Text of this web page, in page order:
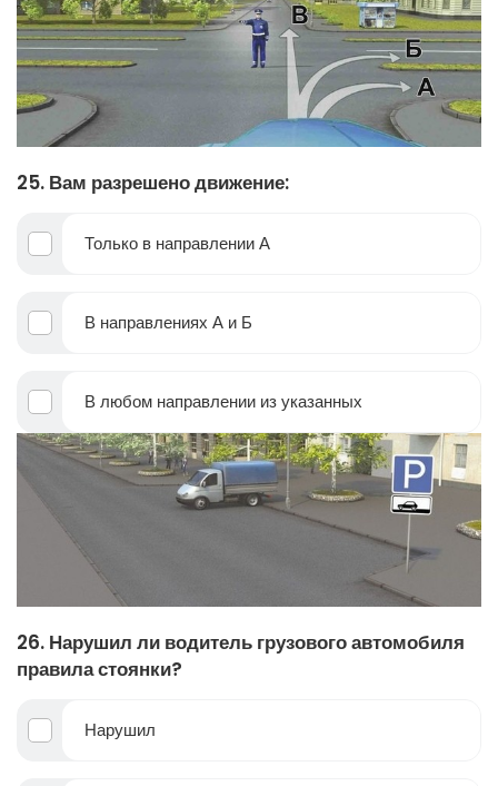
25. Вам разрешено движение:
Только в направлении А
В направлениях А и Б
В любом направлении из указанных
26. Нарушил ли водитель грузового автомобиля
правила стоянки?
Нарушил